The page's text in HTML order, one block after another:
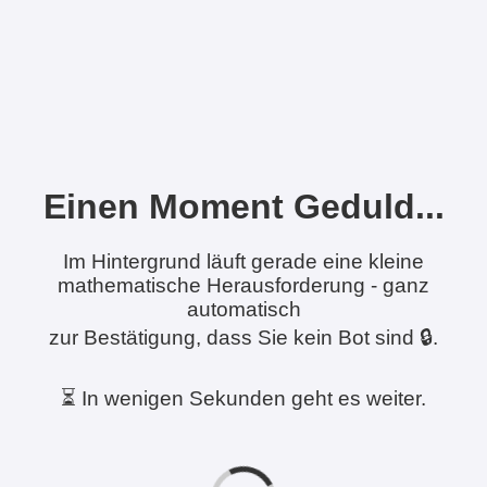
Einen Moment Geduld...
Im Hintergrund läuft gerade eine kleine
mathematische Herausforderung - ganz
automatisch
zur Bestätigung, dass Sie kein Bot sind 🔒.
⏳ In wenigen Sekunden geht es weiter.